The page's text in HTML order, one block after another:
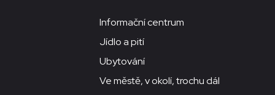
Informační centrum
Jídlo a pití
Ubytování
Ve městě, v okolí, trochu dál